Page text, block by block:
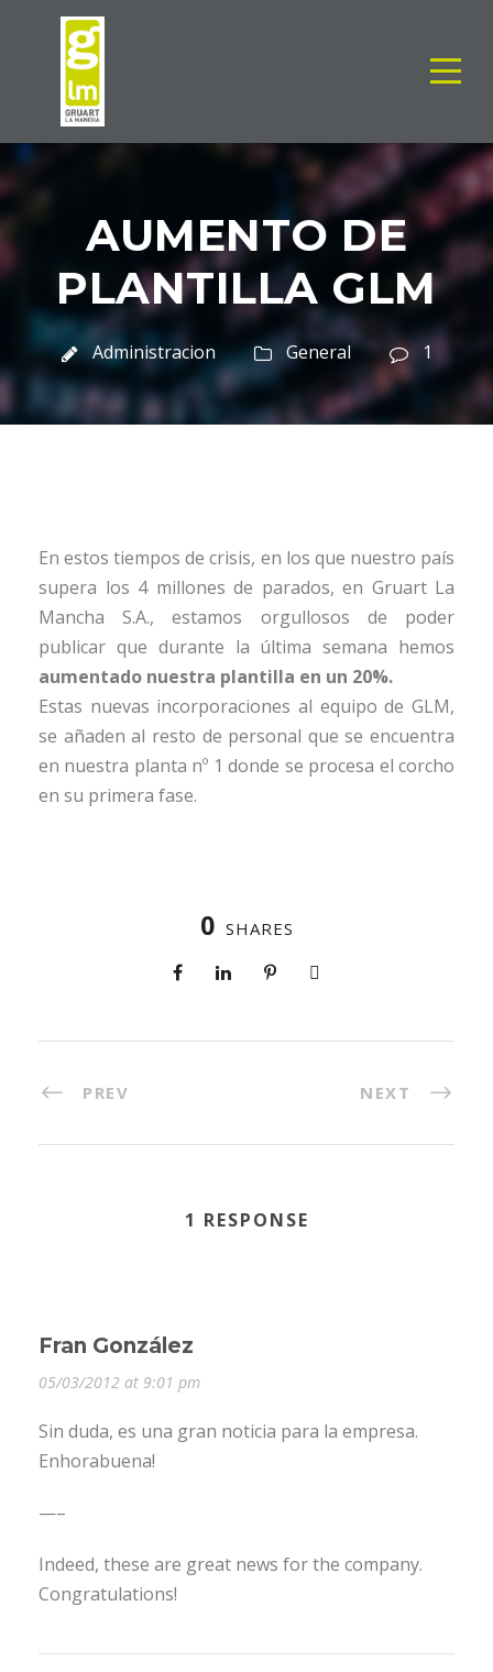
AUMENTO DE
PLANTILLA GLM
Administracion General 1
En estos tiempos de crisis, en los que nuestro país
supera los 4 millones de parados, en Gruart La
Mancha S.A., estamos orgullosos de poder
publicar que durante la última semana hemos
aumentado nuestra plantilla en un 20%.
Estas nuevas incorporaciones al equipo de GLM,
se añaden al resto de personal que se encuentra
en nuestra planta nº 1 donde se procesa el corcho
en su primera fase.
0 SHARES
PREV NEXT
1 RESPONSE
Fran González
05/03/2012 at 9:01 pm
Sin duda, es una gran noticia para la empresa.
Enhorabuena!
—–
Indeed, these are great news for the company.
Congratulations!